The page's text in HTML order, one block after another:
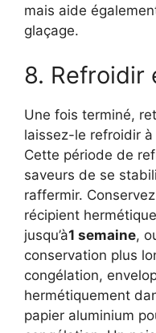
mais aide
glaçage.
8. Refroidir
Une fois terminé,
laissez-le refroidir
Cette période de
saveurs de se
raffermir.
récipient
jusqu’à1 semaine,
conservation plus
congélation,
hermétiquement
papier aluminium